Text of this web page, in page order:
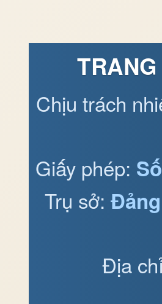
Chịu trách
Giấy phép:
Trụ sở:
Địa